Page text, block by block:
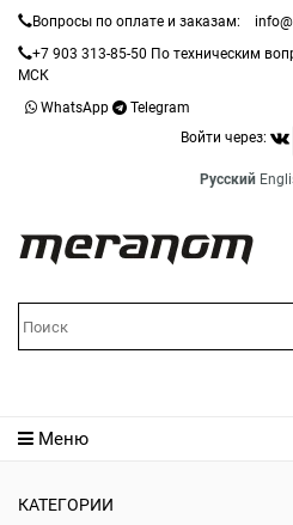
Вопросы по оплате и заказам:
+7 903 313-85-50 По техническим
МСК
WhatsApp
Telegram
Войти через:
Русский
Меню
КАТЕГОРИИ